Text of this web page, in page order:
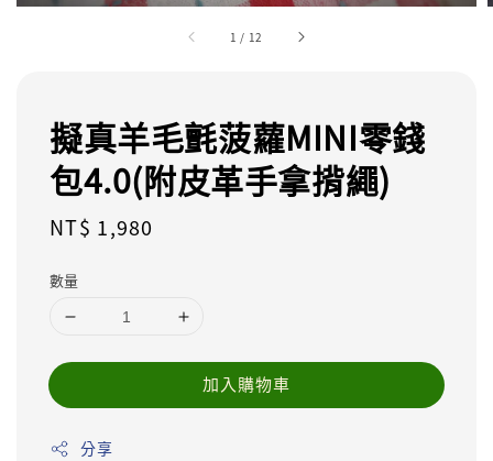
1 / 12
擬真羊毛氈菠蘿MINI零錢
包4.0(附皮革手拿揹繩)
Regular
NT$ 1,980
數量
加入購物車
分享